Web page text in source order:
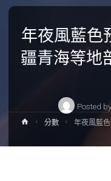
年夜風藍色
疆青海等地
Posted by
Home分數
年夜風藍